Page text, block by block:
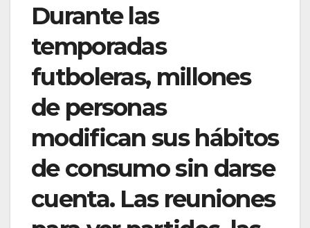
Durante las
temporadas
futboleras, millones
de personas
modifican sus hábitos
de consumo sin darse
cuenta. Las reuniones